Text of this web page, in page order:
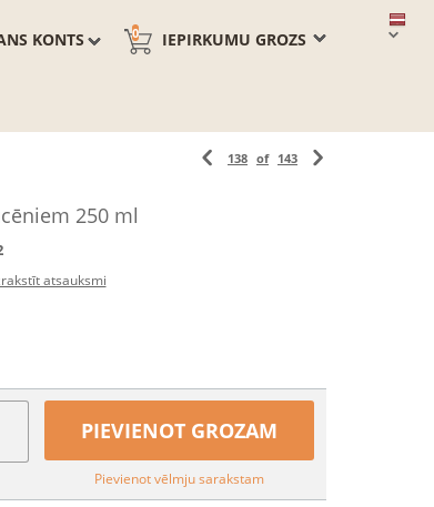
IEPIRKUMU GROZS
0
KONTS
138 of 143
250 ml
atsauksmi
PIEVIENOT GROZAM
Pievienot vēlmju sarakstam